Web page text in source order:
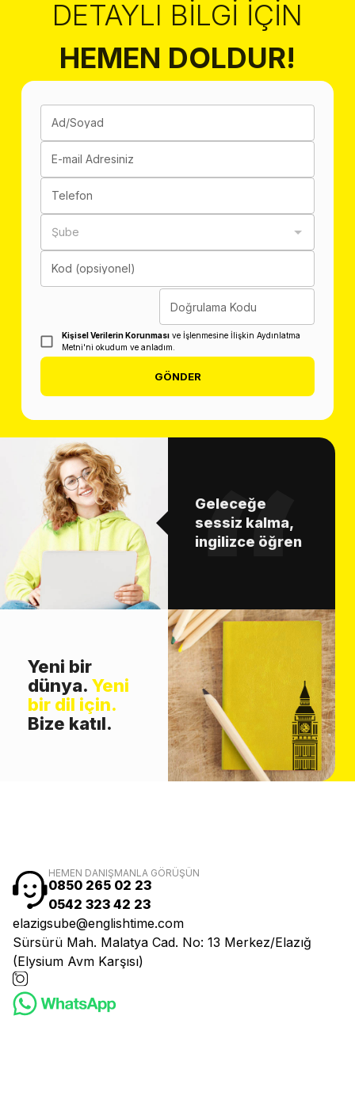
DETAYLI BILGI İÇIN
HEMEN DOLDUR!
Ad/Soyad
E-mail Adresiniz
Telefon
Şube
Kod (opsiyonel)
Doğrulama Kodu
Kişisel Verilerin Korunması ve İşlenmesine İlişkin Aydınlatma
Metni'ni okudum ve anladım.
GÖNDER
Geleceğe
sessiz kalma,
ingilizce öğren
Yeni bir
dünya. Yeni
bir dil için.
Bize katıl.
HEMEN DANIŞMANLA GÖRÜŞÜN
0850 265 02 23
0542 323 42 23
elazigsube@englishtime.com
Sürsürü Mah. Malatya Cad. No: 13 Merkez/Elazığ
(Elysium Avm Karşısı)